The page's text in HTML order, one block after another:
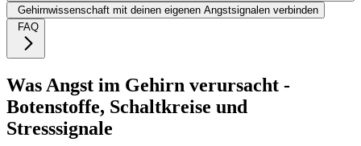
Gehirnwissenschaft mit deinen eigenen Angstsignalen verbinden
FAQ
Was Angst im Gehirn verursacht -
Botenstoffe, Schaltkreise und
Stresssignale